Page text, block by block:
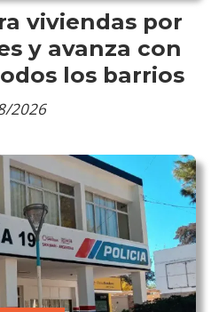
viviendas por
y avanza con
los barrios
2026